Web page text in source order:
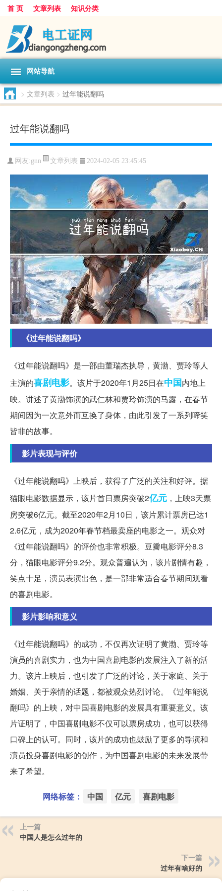
首 页 文章列表 知识分类
网站导航
> 文章列表 > 过年能说翻吗
过年能说翻吗
网友:gnn 文章列表 2024-02-05 23:45:45
《过年能说翻吗》
《过年能说翻吗》是一部由董瑞杰执导，黄渤、贾玲等人
主演的喜剧电影。该片于2020年1月25日在中国内地上
映。讲述了黄渤饰演的武仁林和贾玲饰演的马露，在春节
期间因为一次意外而互换了身体，由此引发了一系列啼笑
皆非的故事。
影片表现与评价
《过年能说翻吗》上映后，获得了广泛的关注和好评。据
猫眼电影数据显示，该片首日票房突破2亿元 ，上映3天票
房突破6亿元。截至2020年2月10日，该片累计票房已达1
2.6亿元，成为2020年春节档最卖座的电影之一。观众对
《过年能说翻吗》的评价也非常积极。豆瓣电影评分8.3
分，猫眼电影评分9.2分。观众普遍认为，该片剧情有趣，
笑点十足，演员表演出色，是一部非常适合春节期间观看
的喜剧电影。
影片影响和意义
《过年能说翻吗》的成功，不仅再次证明了黄渤、贾玲等
演员的喜剧实力，也为中国喜剧电影的发展注入了新的活
力。该片上映后，也引发了广泛的讨论，关于家庭、关于
婚姻、关于亲情的话题，都被观众热烈讨论。《过年能说
翻吗》的上映，对中国喜剧电影的发展具有重要意义。该
片证明了，中国喜剧电影不仅可以票房成功，也可以获得
口碑上的认可。同时，该片的成功也鼓励了更多的导演和
演员投身喜剧电影的创作，为中国喜剧电影的未来发展带
来了希望。
网络标签： 中国 亿元 喜剧电影
上一篇
中国人是怎么过年的
下一篇
过年有啥好的